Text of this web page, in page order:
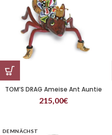
TOM’S DRAG Ameise Ant Auntie
215,00€
DEMNÄCHST